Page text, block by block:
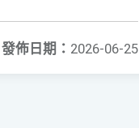
發佈日期： 2026-06-25